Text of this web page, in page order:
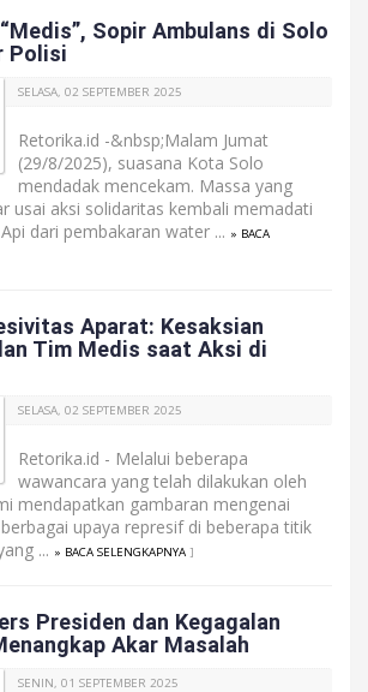
Sopir Ambulans di Solo
Polisi
SELASA, 02 SEPTEMBER 2025
Retorika.id -&nbsp;Malam Jumat
(29/8/2025), suasana Kota Solo
mendadak mencekam. Massa yang
usai aksi solidaritas kembali memadati
dari pembakaran water ... » BACA
Aparat: Kesaksian
Tim Medis saat Aksi di
SELASA, 02 SEPTEMBER 2025
Retorika.id - Melalui beberapa
wawancara yang telah dilakukan oleh
mendapatkan gambaran mengenai
upaya represif di beberapa titik
... » BACA SELENGKAPNYA ]
Presiden dan Kegagalan
Akar Masalah
SENIN, 01 SEPTEMBER 2025